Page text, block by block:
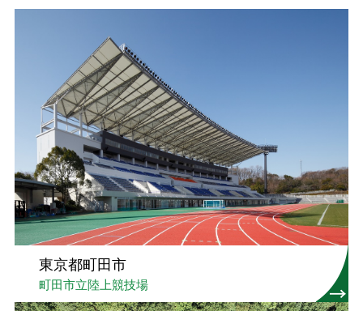
東京都町田市
町田市立陸上競技場